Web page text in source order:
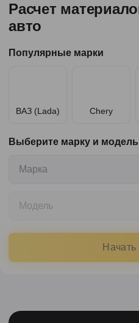
Расчет
авто
Популярные марки
ВАЗ (Lada) Chery
Выберите марку и
Марка
Модель
Начать